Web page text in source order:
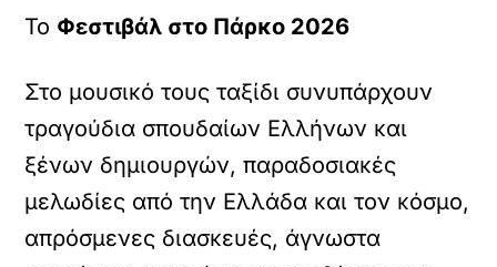
Το Φεστιβάλ στο Πάρκο 2026
Στο μουσικό τους ταξίδι συνυπάρχουν
τραγούδια σπουδαίων Ελλήνων και
ξένων δημιουργών, παραδοσιακές
μελωδίες από την Ελλάδα και τον κόσμο,
απρόσμενες διασκευές, άγνωστα